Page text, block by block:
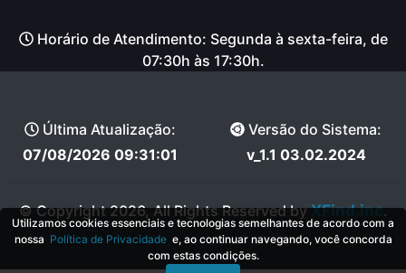
Horário de Atendimento: Segunda à sexta-feira, de
07:30h às 17:30h.
Última Atualização:
07/08/2026 09:31:01
Versão do Sistema:
v_1.1 03.02.2024
© Copyright 2026, All Rights Reserved byXFind.inc.
Utilizamos cookies essenciais e tecnologias semelhantes de acordo com a
nossa Política de Privacidadee, ao continuar navegando, você concorda
com estas condições.